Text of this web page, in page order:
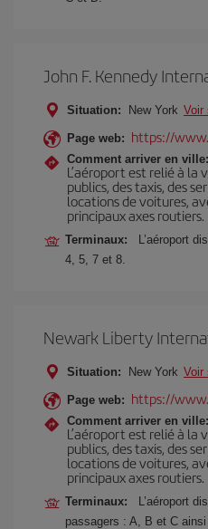
John F. Kennedy
Situation: New York Voir
Page web: https://
Comment arriver en ville:
L’aéroport est relié à la
publics, des taxis, des
locations de voitures,
principaux axes routiers.
Terminaux:
L’aéroport
4, 5, 7 et 8.
Newark Liberty
Situation: New York Voir
Page web: https://
Comment arriver en ville:
L’aéroport est relié à la
publics, des taxis, des
locations de voitures,
principaux axes routiers.
Terminaux:
L’aéroport
passagers : A, B et C